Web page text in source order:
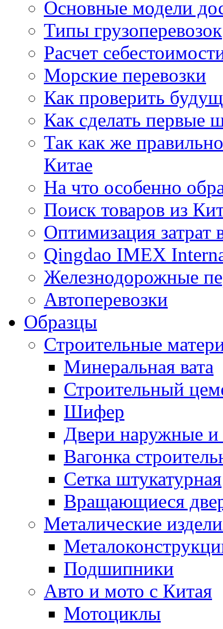
Основные модели
Типы грузоперевозок
Расчет
Морские перевозки
Как проверить
Как сделать первые
Так как же
Китае
На что особенно
Поиск товаров из
Оптимизация затрат
Qingdao IMEX
Железнодорожные
Автоперевозки
Образцы
Строительные
Минеральная вата
Строительный
Шифер
Двери наружные и
Вагонка
Сетка штукатурная
Вращающиеся
Металические
Подшипники
Авто и мото с Китая
Мотоциклы